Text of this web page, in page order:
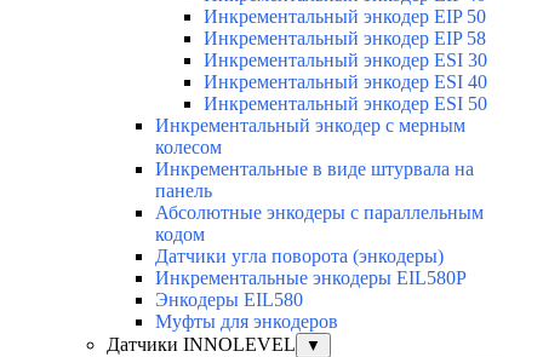
Инкрементальный энкодер EIP 50
Инкрементальный энкодер EIP 58
Инкрементальный энкодер ESI 30
Инкрементальный энкодер ESI 40
Инкрементальный энкодер ESI 50
Инкрементальный энкодер с мерным
колесом
Инкрементальные в виде штурвала на
панель
Абсолютные энкодеры с параллельным
кодом
Датчики угла поворота (энкодеры)
Инкрементальные энкодеры EIL580P
Энкодеры EIL580
Муфты для энкодеров
Датчики INNOLEVEL
▼